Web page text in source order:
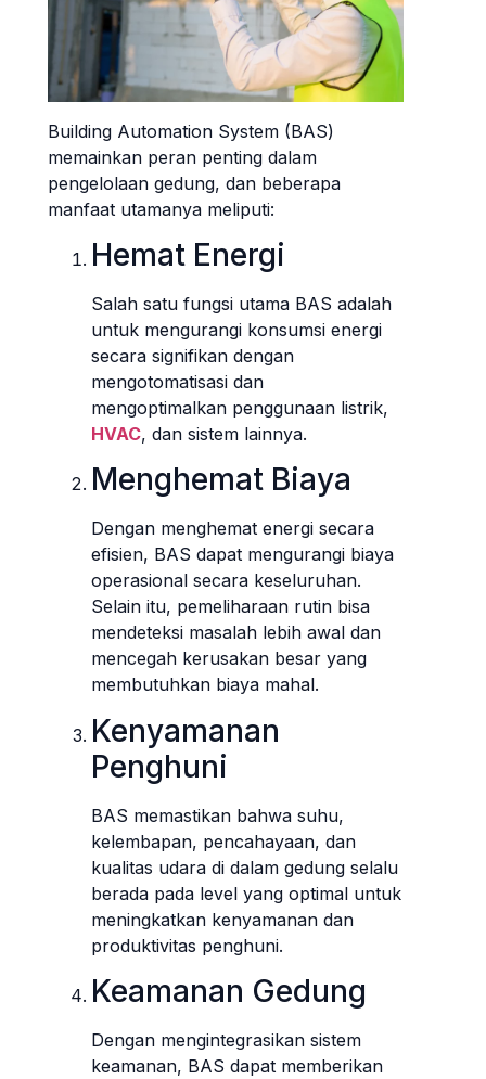
Building Automation System (BAS)
memainkan peran penting dalam
pengelolaan gedung, dan beberapa
manfaat utamanya meliputi:
Hemat Energi
Salah satu fungsi utama BAS adalah
untuk mengurangi konsumsi energi
secara signifikan dengan
mengotomatisasi dan
mengoptimalkan penggunaan listrik,
HVAC, dan sistem lainnya.
Menghemat Biaya
Dengan menghemat energi secara
efisien, BAS dapat mengurangi biaya
operasional secara keseluruhan.
Selain itu, pemeliharaan rutin bisa
mendeteksi masalah lebih awal dan
mencegah kerusakan besar yang
membutuhkan biaya mahal.
Kenyamanan
Penghuni
BAS memastikan bahwa suhu,
kelembapan, pencahayaan, dan
kualitas udara di dalam gedung selalu
berada pada level yang optimal untuk
meningkatkan kenyamanan dan
produktivitas penghuni.
Keamanan Gedung
Dengan mengintegrasikan sistem
keamanan, BAS dapat memberikan